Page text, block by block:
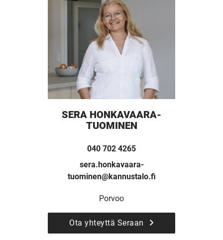
SERA HONKAVAARA-
TUOMINEN
040 702 4265
sera.honkavaara-
tuominen@kannustalo.fi
Porvoo
Ota yhteyttä Seraan
UUSI
UNELMISTA
KODIKSI-